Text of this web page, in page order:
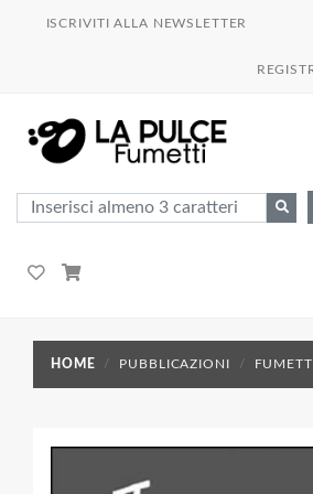
ISCRIVITI ALLA NEWSLETTER
HOME PUBBLICAZIONI